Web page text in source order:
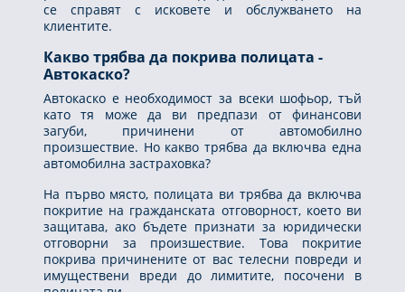
се справят с исковете и обслужването на
клиентите.
Какво трябва да покрива полицата -
Автокаско?
Автокаско е необходимост за всеки шофьор, тъй
като тя може да ви предпази от финансови
загуби, причинени от автомобилно
произшествие. Но какво трябва да включва една
автомобилна застраховка?
На първо място, полицата ви трябва да включва
покритие на гражданската отговорност, което ви
защитава, ако бъдете признати за юридически
отговорни за произшествие. Това покритие
покрива причинените от вас телесни повреди и
имуществени вреди до лимитите, посочени в